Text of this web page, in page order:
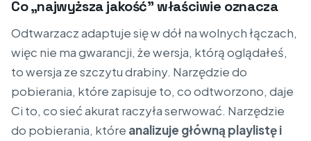
Co „najwyższa jakość” właściwie oznacza
Odtwarzacz adaptuje się w dół na wolnych łączach,
więc nie ma gwarancji, że wersja, którą oglądałeś,
to wersja ze szczytu drabiny. Narzędzie do
pobierania, które zapisuje to, co odtworzono, daje
Ci to, co sieć akurat raczyła serwować. Narzędzie
do pobierania, które analizuje główną playlistę i